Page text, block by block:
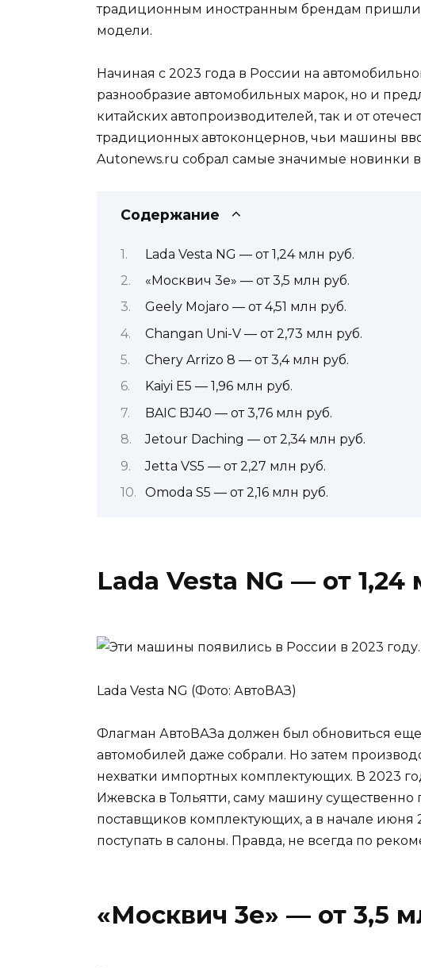
традиционным иностранным брендам пришли
модели.
Начиная с 2023 года в России на
разнообразие автомобильных марок, но и
китайских автопроизводителей, так и от
традиционных автоконцернов, чьи машины
Autonews.ru собрал самые значимые новинки в
Содержание
Lada Vesta NG — от 1,24 млн руб.
«Москвич 3е» — от 3,5 млн руб.
Geely Mojaro — от 4,51 млн руб.
Changan Uni-V — от 2,73 млн руб.
Chery Arrizo 8 — от 3,4 млн руб.
Kaiyi E5 — 1,96 млн руб.
BAIC BJ40 — от 3,76 млн руб.
Jetour Daching — от 2,34 млн руб.
Jetta VS5 — от 2,27 млн руб.
Omoda S5 — от 2,16 млн руб.
Lada Vesta NG — от 1,24
Lada Vesta NG (Фото: АвтоВАЗ)
Флагман АвтоВАЗа должен был обновиться еще
автомобилей даже собрали. Но затем
нехватки импортных комплектующих. В 2023
Ижевска в Тольятти, саму машину
поставщиков комплектующих, а в начале июня
поступать в салоны. Правда, не всегда по
«Москвич 3е» — от 3,5